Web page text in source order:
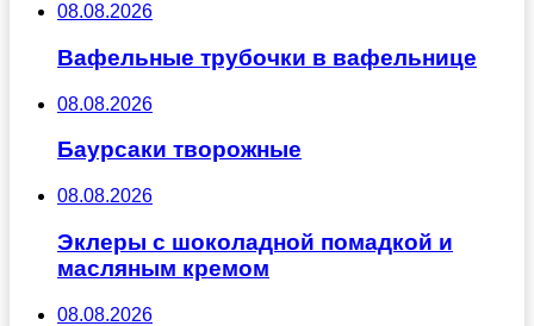
08.08.2026
Вафельные трубочки в вафельнице
08.08.2026
Баурсаки творожные
08.08.2026
Эклеры с шоколадной помадкой и
масляным кремом
08.08.2026